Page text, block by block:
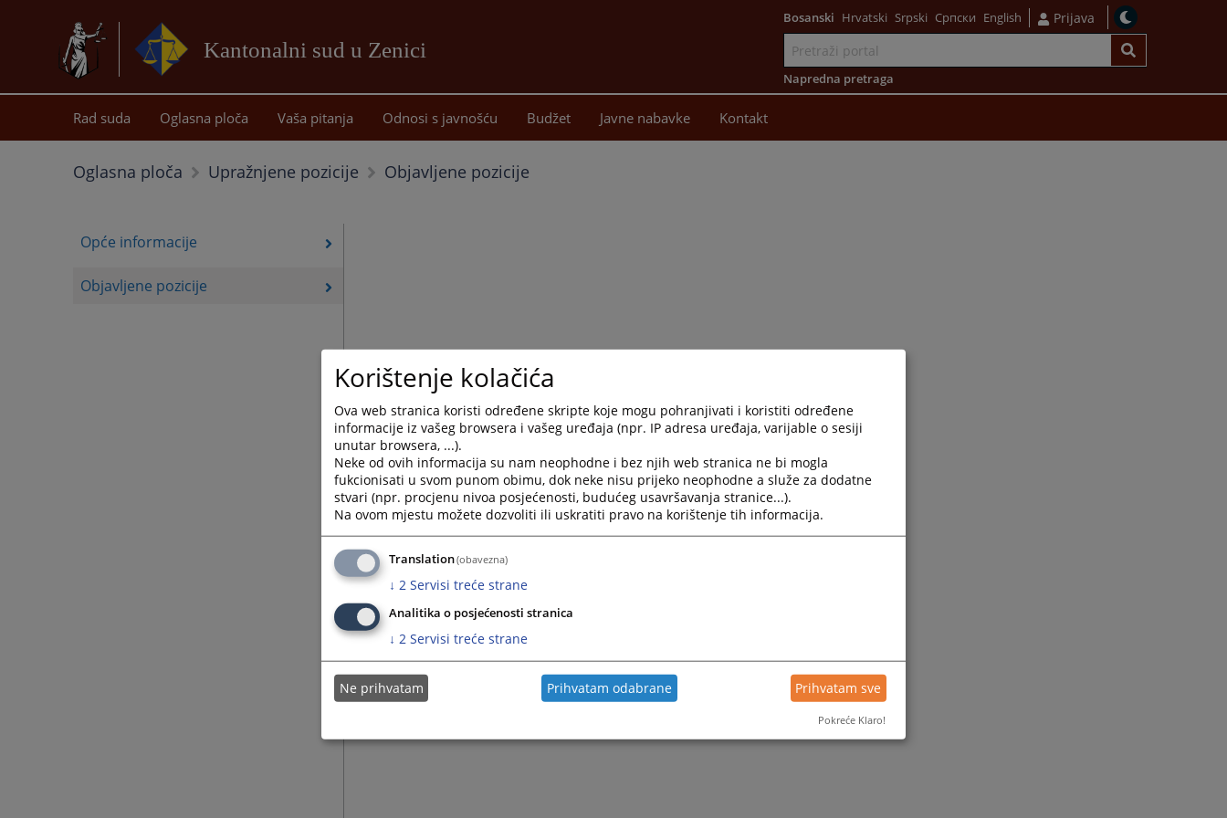
Kantonalni sud u Zenici
sadržaj
Bosanski Hrvatski Srpski Српски English Prijava
Napredna pretraga
Rad suda Oglasna ploča Vaša pitanja Odnosi s javnošću Budžet Javne nabavke Kontakt
Oglasna ploča Upražnjene pozicije Objavljene pozicije
Opće informacije
Objavljene pozicije
Korištenje kolačića
Ova web stranica koristi određene skripte koje mogu pohranjivati i koristiti određene
informacije iz vašeg browsera i vašeg uređaja (npr. IP adresa uređaja, varijable o sesiji
unutar browsera, ...).
Neke od ovih informacija su nam neophodne i bez njih web stranica ne bi mogla
fukcionisati u svom punom obimu, dok neke nisu prijeko neophodne a služe za dodatne
stvari (npr. procjenu nivoa posjećenosti, budućeg usavršavanja stranice...).
Na ovom mjestu možete dozvoliti ili uskratiti pravo na korištenje tih informacija.
Translation(obavezna)
↓ 2 Servisi treće strane
Analitika o posjećenosti stranica
↓ 2 Servisi treće strane
Ne prihvatam Prihvatam odabrane Prihvatam sve
Pokreće Klaro!